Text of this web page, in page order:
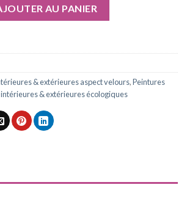
AU PANIER
& extérieures aspect velours,Peintures
& extérieures écologiques